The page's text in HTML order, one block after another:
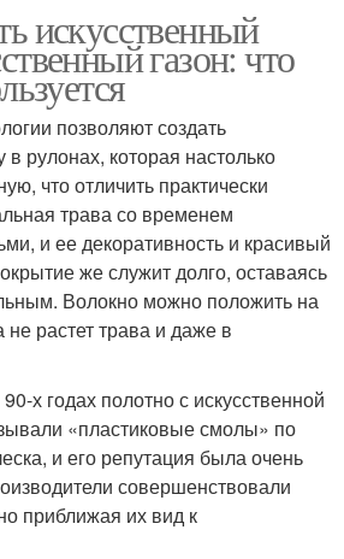
искусственный
газон: что
позволяют создать
в рулонах, которая настолько
что отличить практически
трава со временем
и ее декоративность и красивый
же служит долго, оставаясь
Волокно можно положить на
не растет трава и даже в
х годах полотно с искусственной
«пластиковые смолы» по
и его репутация была очень
совершенствовали
приближая их вид к